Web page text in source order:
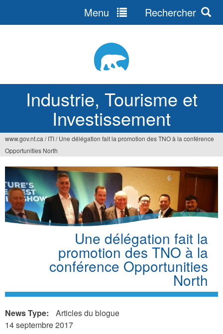
Industrie, Tourisme et
Investissement
Menu Rechercher
Vous
êtes
ici
www.gov.nt.ca / ITI/ Une délégation fait la promotion des TNO à la conférence
Opportunities North
Une délégation fait la
promotion des TNO à la
conférence Opportunities
North
News Type:
Articles du blogue
14 septembre 2017